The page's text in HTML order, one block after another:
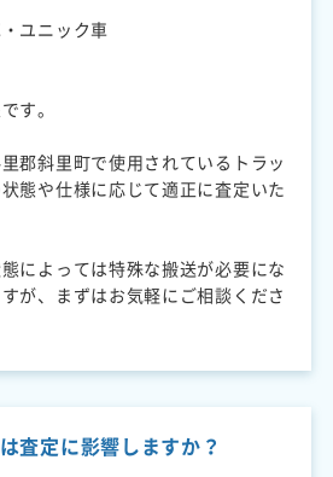
ユニック車
す。
郡斜里町で使用されているトラッ
態や仕様に応じて適正に査定いた
によっては特殊な搬送が必要にな
が、まずはお気軽にご相談くださ
査定に影響しますか？